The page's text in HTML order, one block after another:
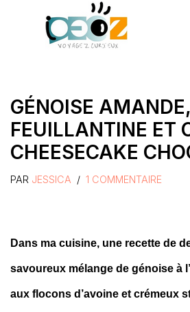
GÉNOISE AMANDE,
FEUILLANTINE ET
CHEESECAKE
PAR JESSICA 1 COMMENTAIRE
Dans ma cuisine, une recette de
savoureux mélange de génoise à
aux flocons d’avoine et crémeux